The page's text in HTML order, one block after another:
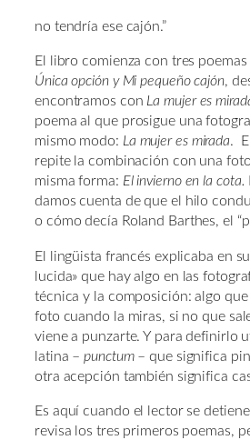
no tendría ese cajón.”
El libro comienza con tres poemas
Única opción y Mi pequeño cajón,
encontramos con La mujer es
poema al que prosigue una
mismo modo: La mujer es mirada.
repite la combinación con una
misma forma: El invierno en la cota.
damos cuenta de que el hilo
o cómo decía Roland Barthes, el
El lingüista francés explicaba en
lucida» que hay algo en las
técnica y la composición: algo
foto cuando la miras, si no que
viene a punzarte. Y para definirlo
latina –punctum– que significa
otra acepción también significa
Es aquí cuando el lector se
revisa los tres primeros poemas,